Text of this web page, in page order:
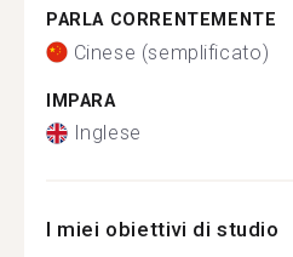
PARLA CORRENTEMENTE
Cinese (semplificato)
IMPARA
Inglese
I miei obiettivi di studio